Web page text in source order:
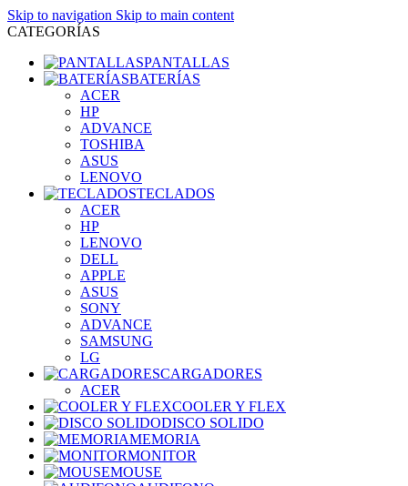
Skip to navigation Skip to main content
CATEGORÍAS
PANTALLAS
BATERÍAS
ACER
HP
ADVANCE
TOSHIBA
ASUS
LENOVO
TECLADOS
ACER
HP
LENOVO
DELL
APPLE
ASUS
SONY
ADVANCE
SAMSUNG
LG
CARGADORES
ACER
COOLER Y FLEX
DISCO SOLIDO
MEMORIA
MONITOR
MOUSE